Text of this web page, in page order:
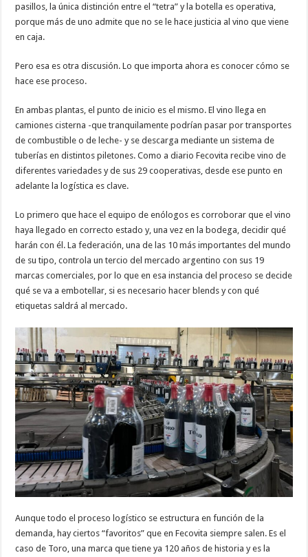
pasillos, la única distinción entre el “tetra” y la botella es operativa,
porque más de uno admite que no se le hace justicia al vino que viene
en caja.
Pero esa es otra discusión. Lo que importa ahora es conocer cómo se
hace ese proceso.
En ambas plantas, el punto de inicio es el mismo. El vino llega en
camiones cisterna -que tranquilamente podrían pasar por transportes
de combustible o de leche- y se descarga mediante un sistema de
tuberías en distintos piletones. Como a diario Fecovita recibe vino de
diferentes variedades y de sus 29 cooperativas, desde ese punto en
adelante la logística es clave.
Lo primero que hace el equipo de enólogos es corroborar que el vino
haya llegado en correcto estado y, una vez en la bodega, decidir qué
harán con él. La federación, una de las 10 más importantes del mundo
de su tipo, controla un tercio del mercado argentino con sus 19
marcas comerciales, por lo que en esa instancia del proceso se decide
qué se va a embotellar, si es necesario hacer blends y con qué
etiquetas saldrá al mercado.
Aunque todo el proceso logístico se estructura en función de la
demanda, hay ciertos “favoritos” que en Fecovita siempre salen. Es el
caso de Toro, una marca que tiene ya 120 años de historia y es la